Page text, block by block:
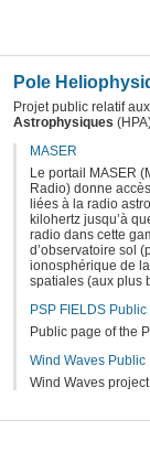
Pole
Projet public relatif
Astrophysiques
MASER
Le portail MASER
Radio) donne
liées à la radio
kilohertz jusqu’à
radio dans cette
d’observatoire sol
ionosphérique de
spatiales (aux plus
PSP FIELDS Public
Public page of the
Wind Waves Public
Wind Waves